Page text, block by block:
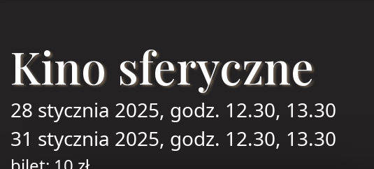
Kino sferyczne
28 stycznia 2025, godz. 12.30, 13.30
31 stycznia 2025, godz. 12.30, 13.30